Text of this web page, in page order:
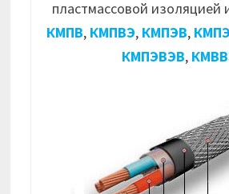
пластмассовой изоляцией
КМПВ, КМПВЭ, КМПЭВ,
КМПЭВЭВ,